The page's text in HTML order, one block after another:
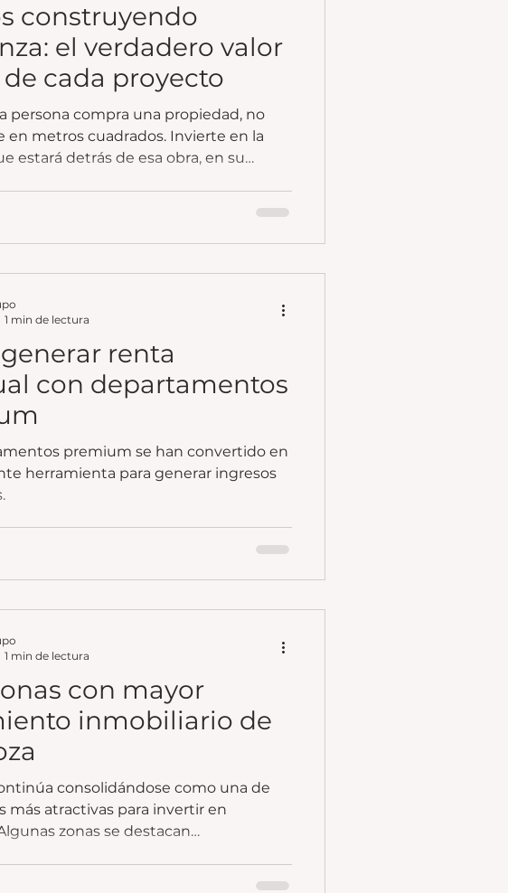
construyendo
el verdadero valor
cada proyecto
persona compra una propiedad, no
en metros cuadrados. Invierte en la
estará detrás de esa obra, en su
renta
con departamentos
premium se han convertido en
herramienta para generar ingresos
1 min de lectura
con mayor
inmobiliario de
consolidándose como una de
más atractivas para invertir en
zonas se destacan
1 min de lectura